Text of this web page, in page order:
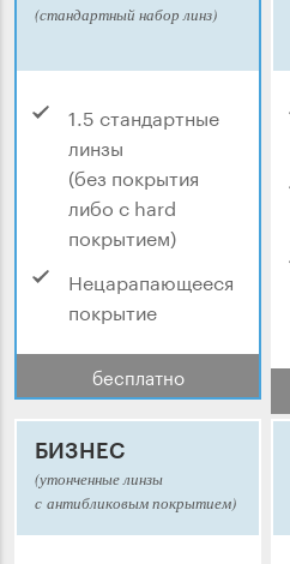
(стандартный набор линз)
1.5 стандартные
линзы
(без покрытия
либо с hard
покрытием)
Нецарапающееся
покрытие
бесплатно
БИЗНЕС
(утонченные линзы
с антибликовым покрытием)